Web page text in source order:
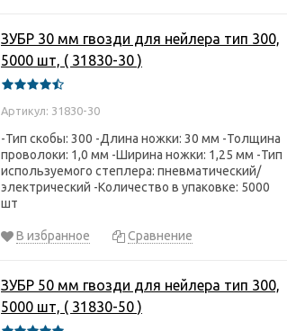
ЗУБР 30 мм гвозди для нейлера тип 300,
5000 шт, ( 31830-30 )
Артикул: 31830-30
-Тип скобы: 300 -Длина ножки: 30 мм -Толщина
проволоки: 1,0 мм -Ширина ножки: 1,25 мм -Тип
используемого степлера: пневматический/
электрический -Количество в упаковке: 5000
шт
В избранное Сравнение
ЗУБР 50 мм гвозди для нейлера тип 300,
5000 шт, ( 31830-50 )